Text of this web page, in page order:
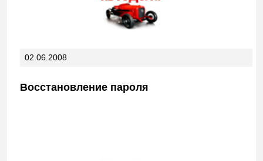
02.06.2008
Восстановление пароля